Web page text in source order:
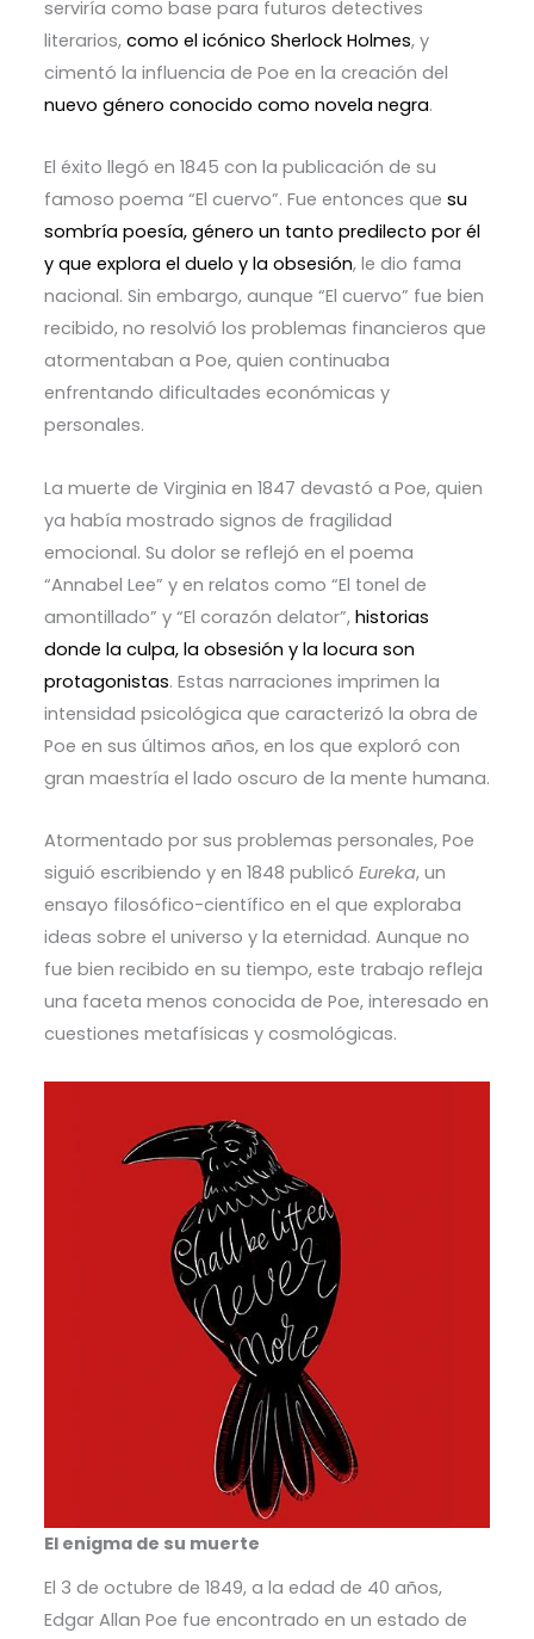
serviría como base para futuros detectives
literarios, como el icónico Sherlock Holmes, y
cimentó la influencia de Poe en la creación del
nuevo género conocido como novela negra.
El éxito llegó en 1845 con la publicación de su
famoso poema “El cuervo”. Fue entonces que su
sombría poesía, género un tanto predilecto por él
y que explora el duelo y la obsesión, le dio fama
nacional. Sin embargo, aunque “El cuervo” fue bien
recibido, no resolvió los problemas financieros que
atormentaban a Poe, quien continuaba
enfrentando dificultades económicas y
personales.
La muerte de Virginia en 1847 devastó a Poe, quien
ya había mostrado signos de fragilidad
emocional. Su dolor se reflejó en el poema
“Annabel Lee” y en relatos como “El tonel de
amontillado” y “El corazón delator”, historias
donde la culpa, la obsesión y la locura son
protagonistas. Estas narraciones imprimen la
intensidad psicológica que caracterizó la obra de
Poe en sus últimos años, en los que exploró con
gran maestría el lado oscuro de la mente humana.
Atormentado por sus problemas personales, Poe
siguió escribiendo y en 1848 publicó Eureka, un
ensayo filosófico-científico en el que exploraba
ideas sobre el universo y la eternidad. Aunque no
fue bien recibido en su tiempo, este trabajo refleja
una faceta menos conocida de Poe, interesado en
cuestiones metafísicas y cosmológicas.
El enigma de su muerte
El 3 de octubre de 1849, a la edad de 40 años,
Edgar Allan Poe fue encontrado en un estado de